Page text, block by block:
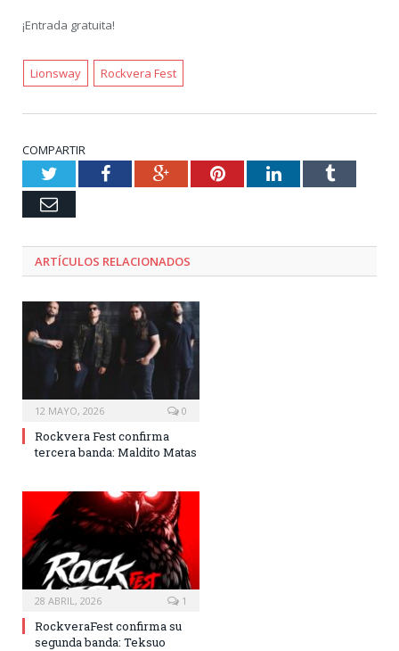
¡Entrada gratuita!
Lionsway Rockvera Fest
COMPARTIR
TwitterFacebookGoogle+PinterestLinkedInTumblr
Email
ARTÍCULOS RELACIONADOS
12 MAYO, 2026 0
Rockvera Fest confirma
tercera banda: Maldito Matas
28 ABRIL, 2026 1
RockveraFest confirma su
segunda banda: Teksuo